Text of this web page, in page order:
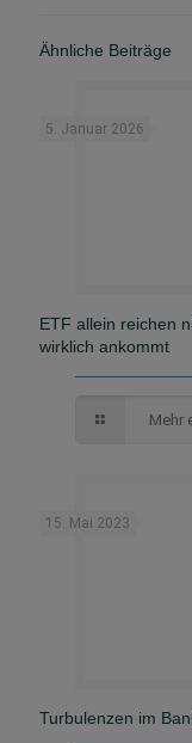
Ähnliche Beiträge
5. Januar 2026
ETF allein reichen
wirklich ankommt
Mehr
15. Mai 2023
Turbulenzen im